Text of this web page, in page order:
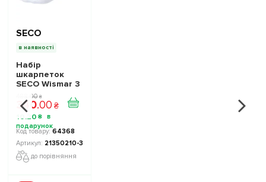
SECO
в наявності
Набір
шкарпеток
SECO Wismar 3
пари колір:
білий
00 ₴
340.00 ₴
10.20 ₴
64368
21350210-3
до порівняння